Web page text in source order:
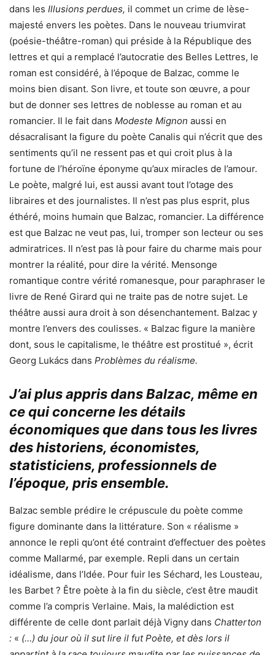
dans les Illusions perdues, il commet un crime de lèse-
majesté envers les poètes. Dans le nouveau triumvirat
(poésie-théâtre-roman) qui préside à la République des
lettres et qui a remplacé l’autocratie des Belles Lettres, le
roman est considéré, à l’époque de Balzac, comme le
moins bien disant. Son livre, et toute son œuvre, a pour
but de donner ses lettres de noblesse au roman et au
romancier. Il le fait dans Modeste Mignon aussi en
désacralisant la figure du poète Canalis qui n’écrit que des
sentiments qu’il ne ressent pas et qui croit plus à la
fortune de l’héroïne éponyme qu’aux miracles de l’amour.
Le poète, malgré lui, est aussi avant tout l’otage des
libraires et des journalistes. Il n’est pas plus esprit, plus
éthéré, moins humain que Balzac, romancier. La différence
est que Balzac ne veut pas, lui, tromper son lecteur ou ses
admiratrices. Il n’est pas là pour faire du charme mais pour
montrer la réalité, pour dire la vérité. Mensonge
romantique contre vérité romanesque, pour paraphraser le
livre de René Girard qui ne traite pas de notre sujet. Le
théâtre aussi aura droit à son désenchantement. Balzac y
montre l’envers des coulisses. « Balzac figure la manière
dont, sous le capitalisme, le théâtre est prostitué », écrit
Georg Lukács dans Problèmes du réalisme.
J’ai plus appris dans Balzac, même en
ce qui concerne les détails
économiques que dans tous les livres
des historiens, économistes,
statisticiens, professionnels de
l’époque, pris ensemble.
Balzac semble prédire le crépuscule du poète comme
figure dominante dans la littérature. Son « réalisme »
annonce le repli qu’ont été contraint d’effectuer des poètes
comme Mallarmé, par exemple. Repli dans un certain
idéalisme, dans l’Idée. Pour fuir les Séchard, les Lousteau,
les Barbet ? Être poète à la fin du siècle, c’est être maudit
comme l’a compris Verlaine. Mais, la malédiction est
différente de celle dont parlait déjà Vigny dans Chatterton
: « (…) du jour où il sut lire il fut Poète, et dès lors il